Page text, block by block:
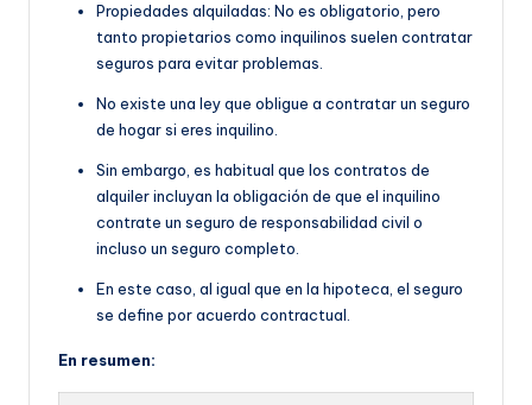
Propiedades alquiladas: No es obligatorio, pero
tanto propietarios como inquilinos suelen contratar
seguros para evitar problemas.
No existe una ley que obligue a contratar un seguro
de hogar si eres inquilino.
Sin embargo, es habitual que los contratos de
alquiler incluyan la obligación de que el inquilino
contrate un seguro de responsabilidad civil o
incluso un seguro completo.
En este caso, al igual que en la hipoteca, el seguro
se define por acuerdo contractual.
En resumen: